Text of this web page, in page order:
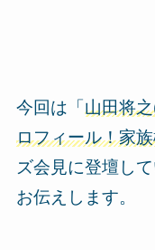
今回は「山田将
ロフィール！家
ズ会見に登壇し
お伝えします。